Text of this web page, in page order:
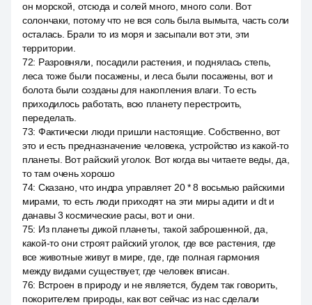
он морской, отсюда и солей много, много соли. Вот
солончаки, потому что не вся соль была вымыта, часть соли
осталась. Брали то из моря и засыпали вот эти, эти
территории.
72: Разровняли, посадили растения, и поднялась степь,
леса тоже были посажены, и леса были посажены, вот и
болота были созданы для накопления влаги. То есть
приходилось работать, всю планету перестроить,
переделать.
73: Фактически люди пришли настоящие. Собственно, вот
это и есть предназначение человека, устройство из какой-то
планеты. Вот райский уголок. Вот когда вы читаете веды, да,
то там очень хорошо
74: Сказано, что индра управляет 20 * 8 восьмью райскими
мирами, то есть люди приходят на эти миры адити и dt и
данавы 3 космические расы, вот и они.
75: Из планеты дикой планеты, такой заброшенной, да,
какой-то они строят райский уголок, где все растения, где
все животные живут в мире, где, где полная гармония
между видами существует, где человек вписан.
76: Встроен в природу и не является, будем так говорить,
покорителем природы, как вот сейчас из нас сделали